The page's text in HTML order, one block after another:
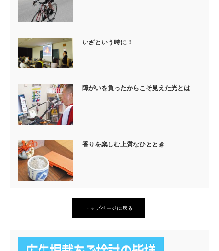
いざという時に！
障がいを負ったからこそ見えた光とは
香りを楽しむ上質なひととき
トップページに戻る